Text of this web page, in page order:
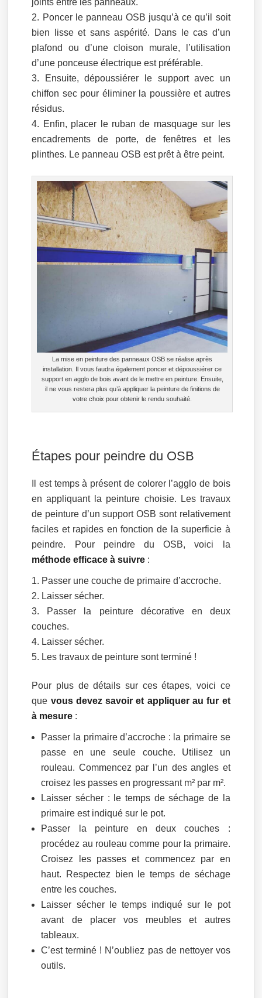
Poncer le panneau OSB jusqu’à ce qu’il soit
bien lisse et sans aspérité. Dans le cas d’un
plafond ou d’une cloison murale, l’utilisation
d’une ponceuse électrique est préférable.
Ensuite, dépoussiérer le support avec un
chiffon sec pour éliminer la poussière et autres
résidus.
Enfin, placer le ruban de masquage sur les
encadrements de porte, de fenêtres et les
plinthes. Le panneau OSB est prêt à être peint.
La mise en peinture des panneaux OSB se réalise après
installation. Il vous faudra également poncer et dépoussiérer ce
support en agglo de bois avant de le mettre en peinture. Ensuite,
il ne vous restera plus qu’à appliquer la peinture de finitions de
votre choix pour obtenir le rendu souhaité.
Étapes pour peindre du OSB
Il est temps à présent de colorer l’agglo de bois
en appliquant la peinture choisie. Les travaux
de peinture d’un support OSB sont relativement
faciles et rapides en fonction de la superficie à
peindre. Pour peindre du OSB, voici la
méthode efficace à suivre :
Passer une couche de primaire d’accroche.
Laisser sécher.
Passer la peinture décorative en deux
couches.
Laisser sécher.
Les travaux de peinture sont terminé !
Pour plus de détails sur ces étapes, voici ce
que vous devez savoir et appliquer au fur et
à mesure :
Passer la primaire d’accroche : la primaire se
passe en une seule couche. Utilisez un
rouleau. Commencez par l’un des angles et
croisez les passes en progressant m² par m².
Laisser sécher : le temps de séchage de la
primaire est indiqué sur le pot.
Passer la peinture en deux couches :
procédez au rouleau comme pour la primaire.
Croisez les passes et commencez par en
haut. Respectez bien le temps de séchage
entre les couches.
Laisser sécher le temps indiqué sur le pot
avant de placer vos meubles et autres
tableaux.
C’est terminé ! N’oubliez pas de nettoyer vos
outils.